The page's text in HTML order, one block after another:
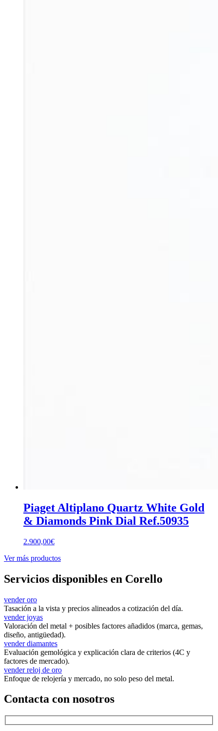
Piaget Altiplano Quartz White Gold
& Diamonds Pink Dial Ref.50935
2.900,00€
Ver más productos
Servicios disponibles en Corello
vender oro
Tasación a la vista y precios alineados a cotización del día.
vender joyas
Valoración del metal + posibles factores añadidos (marca, gemas,
diseño, antigüedad).
vender diamantes
Evaluación gemológica y explicación clara de criterios (4C y
factores de mercado).
vender reloj de oro
Enfoque de relojería y mercado, no solo peso del metal.
Contacta con nosotros